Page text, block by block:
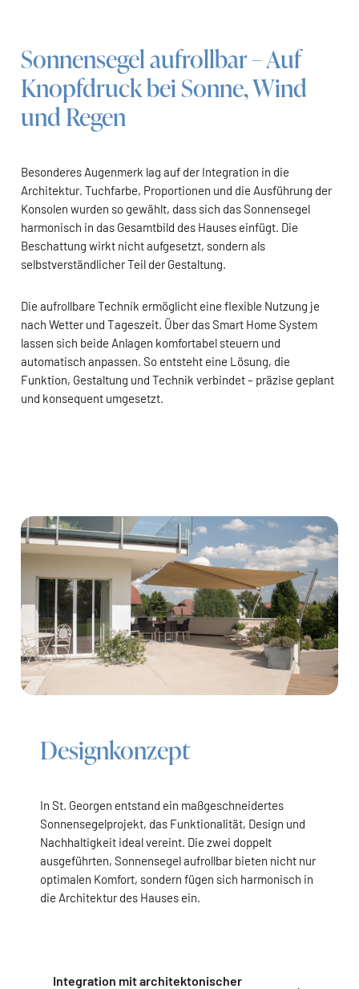
Sonnensegel aufrollbar – Auf
Knopfdruck bei Sonne, Wind
und Regen
Besonderes Augenmerk lag auf der Integration in die
Architektur. Tuchfarbe, Proportionen und die Ausführung der
Konsolen wurden so gewählt, dass sich das Sonnensegel
harmonisch in das Gesamtbild des Hauses einfügt. Die
Beschattung wirkt nicht aufgesetzt, sondern als
selbstverständlicher Teil der Gestaltung.
Die aufrollbare Technik ermöglicht eine flexible Nutzung je
nach Wetter und Tageszeit. Über das Smart Home System
lassen sich beide Anlagen komfortabel steuern und
automatisch anpassen. So entsteht eine Lösung, die
Funktion, Gestaltung und Technik verbindet – präzise geplant
und konsequent umgesetzt.
Designkonzept
In St. Georgen entstand ein maßgeschneidertes
Sonnensegelprojekt, das Funktionalität, Design und
Nachhaltigkeit ideal vereint. Die zwei doppelt
ausgeführten, Sonnensegel aufrollbar bieten nicht nur
optimalen Komfort, sondern fügen sich harmonisch in
die Architektur des Hauses ein.
Integration mit architektonischer